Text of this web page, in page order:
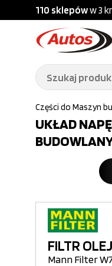
110 sklepóww 3
B2BGaleria
kwartalny
Części do Maszyn
UKŁAD
FILTR
Mann Filter